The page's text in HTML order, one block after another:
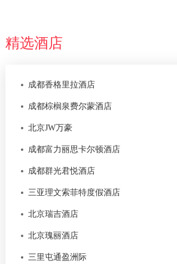
精选酒店
成都香格里拉酒店
成都棕榈泉费尔蒙酒店
北京JW万豪
成都富力丽思卡尔顿酒店
成都群光君悦酒店
三亚理文索菲特度假酒店
北京瑞吉酒店
北京瑰丽酒店
三里屯通盈洲际